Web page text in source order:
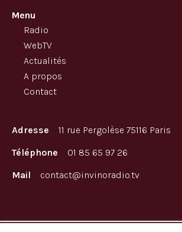
Menu
Radio
WebTV
Actualités
A propos
Contact
Adresse 11 rue Pergolèse 75116 Paris
Téléphone 01 85 65 97 26
Mail contact@invinoradio.tv